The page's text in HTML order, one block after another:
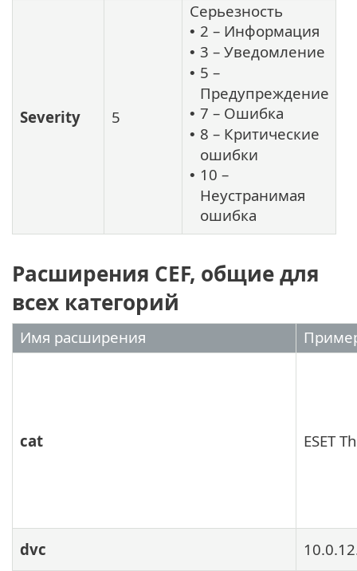
Severity 5
Серьезность
• 2 – Информация
• 3 – Уведомление
• 5 –
Предупреждение
• 7 – Ошибка
• 8 – Критические
ошибки
• 10 –
Неустранимая
ошибка
Расширения CEF, общие для
всех категорий
Имя расширения
cat ESET
dvc